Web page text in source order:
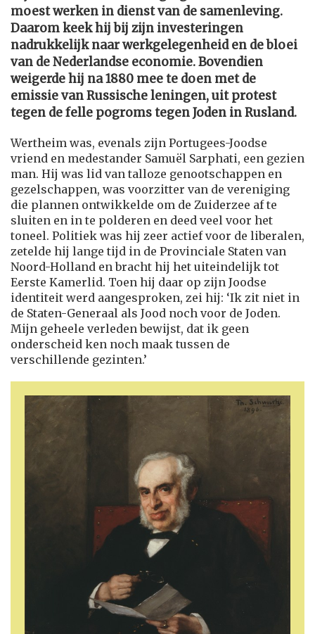
moest werken in dienst van de samenleving.
Daarom keek hij bij zijn investeringen
nadrukkelijk naar werkgelegenheid en de bloei
van de Nederlandse economie. Bovendien
weigerde hij na 1880 mee te doen met de
emissie van Russische leningen, uit protest
tegen de felle pogroms tegen Joden in Rusland.
Wertheim was, evenals zijn Portugees-Joodse
vriend en medestander Samuël Sarphati, een gezien
man. Hij was lid van talloze genootschappen en
gezelschappen, was voorzitter van de vereniging
die plannen ontwikkelde om de Zuiderzee af te
sluiten en in te polderen en deed veel voor het
toneel. Politiek was hij zeer actief voor de liberalen,
zetelde hij lange tijd in de Provinciale Staten van
Noord-Holland en bracht hij het uiteindelijk tot
Eerste Kamerlid. Toen hij daar op zijn Joodse
identiteit werd aangesproken, zei hij: ‘Ik zit niet in
de Staten-Generaal als Jood noch voor de Joden.
Mijn geheele verleden bewijst, dat ik geen
onderscheid ken noch maak tussen de
verschillende gezinten.’